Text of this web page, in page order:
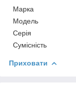
Марка
Модель
Серія
Сумісність
Приховати